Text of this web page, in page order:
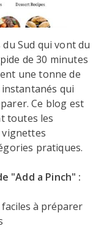
Sud qui vont du
de 30 minutes
une tonne de
qui
Ce blog est
toutes les
vignettes
pratiques.
"Add a Pinch" :
à préparer